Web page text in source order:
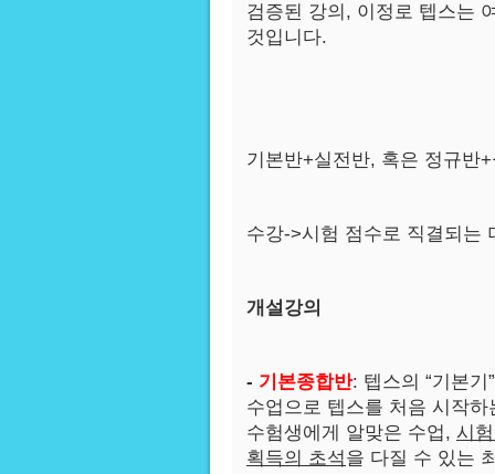
검증된 강의, 이정로 텝스는
것입니다.
기본반+실전반, 혹은 정규반
수강->시험 점수로 직결되는
개설강의
- 기본종합반: 텝스의 “기본기
수업으로 텝스를 처음 시작
수험생에게 알맞은 수업, 시
획득의 초석을 다질 수 있는